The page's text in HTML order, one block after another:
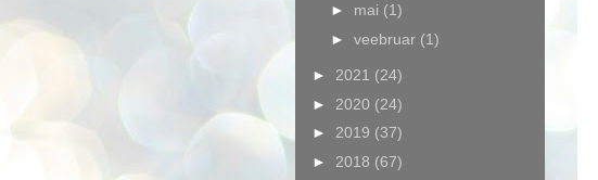
► mai (1)
► veebruar (1)
► 2021 (24)
► 2020 (24)
► 2019 (37)
► 2018 (67)